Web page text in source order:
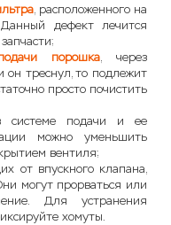
, расположенного на
дефект лечится
порошка, через
он треснул, то подлежит
просто почистить
системе подачи и ее
можно уменьшить
вентиля;
от впускного клапана,
могут прорваться или
Для устранения
хомуты.